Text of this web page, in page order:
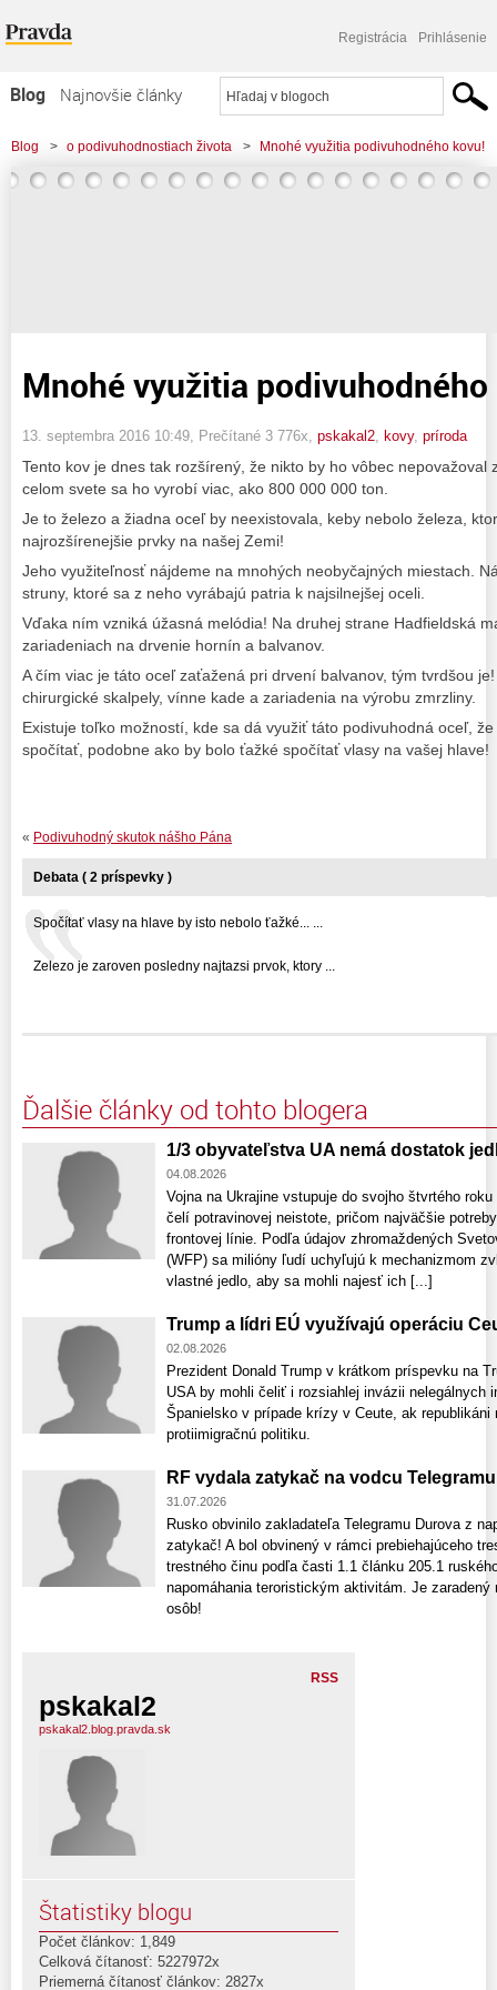
Registrácia Prihlásenie
Blog
Najnovšie články
Najčítanejšie články
Najkomentovanejšie články
Blog > o podivuhodnostiach života > Mnohé využitia podivuhodného kovu!
Mnohé využitia
13. septembra 2016 10:49 , Prečítané 3 776x, pskakal2 kovy, príroda
Tento kov je dnes tak rozšírený, že nikto by ho vôbec nepovažoval
celom svete sa ho vyrobí viac, ako 800 000 000 ton.
Je to železo a žiadna oceľ by neexistovala, keby nebolo železa,
najrozšírenejšie prvky na našej Zemi!
Jeho využiteľnosť nájdeme na mnohých neobyčajných miestach.
struny, ktoré sa z neho vyrábajú patria k najsilnejšej oceli.
Vďaka ním vzniká úžasná melódia! Na druhej strane Hadfieldská
zariadeniach na drvenie hornín a balvanov.
A čím viac je táto oceľ zaťažená pri drvení balvanov, tým tvrdšou
chirurgické skalpely, vínne kade a zariadenia na výrobu zmrzliny.
Existuje toľko možností, kde sa dá využiť táto podivuhodná oceľ,
spočítať, podobne ako by bolo ťažké spočítať vlasy na vašej hlave!
« Podivuhodný skutok nášho Pána
Debata ( 2 príspevky )
Spočítať vlasy na hlave by isto nebolo ťažké... ...
Zelezo je zaroven posledny najtazsi prvok, ktory ...
Ďalšie články od tohto blogera
1/3 obyvateľstva UA nemá dostatok
04.08.2026
Vojna na Ukrajine vstupuje do svojho štvrtého
čelí potravinovej neistote, pričom najväčšie
frontovej línie. Podľa údajov zhromaždených
(WFP) sa milióny ľudí uchyľujú k mechanizmom
vlastné jedlo, aby sa mohli najesť ich [...]
Trump a lídri EÚ využívajú operáciu
02.08.2026
Prezident Donald Trump v krátkom príspevku na
USA by mohli čeliť i rozsiahlej invázii nelegálnych
Španielsko v prípade krízy v Ceute, ak republikáni
protiimigračnú politiku.
RF vydala zatykač na vodcu
31.07.2026
Rusko obvinilo zakladateľa Telegramu Durova z
zatykač! A bol obvinený v rámci prebiehajúceho
trestného činu podľa časti 1.1 článku 205.1
napomáhania teroristickým aktivitám. Je
osôb!
RSS
pskakal2
pskakal2.blog.pravda.sk
Štatistiky blogu
Počet článkov: 1,849
Celková čítanosť: 5227972x
Priemerná čítanosť článkov: 2827x